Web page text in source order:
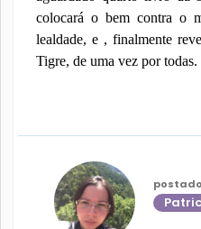
colocará o bem contra o
lealdade, e , finalmente
Tigre, de uma vez por todas.